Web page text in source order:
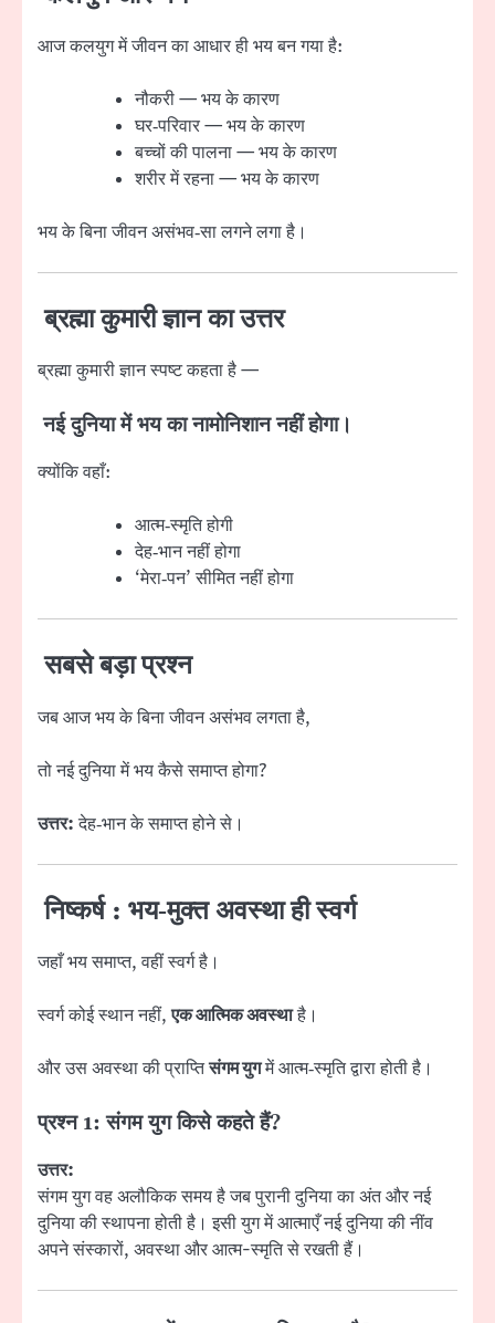
आज कलयुग में जीवन का आधार ही भय बन गया है:
नौकरी — भय के कारण
घर‑परिवार — भय के कारण
बच्चों की पालना — भय के कारण
शरीर में रहना — भय के कारण
भय के बिना जीवन असंभव‑सा लगने लगा है।
ब्रह्मा कुमारी ज्ञान का उत्तर
ब्रह्मा कुमारी ज्ञान स्पष्ट कहता है —
नई दुनिया में भय का नामोनिशान नहीं होगा।
क्योंकि वहाँ:
आत्म‑स्मृति होगी
देह‑भान नहीं होगा
‘मेरा‑पन’ सीमित नहीं होगा
सबसे बड़ा प्रश्न
जब आज भय के बिना जीवन असंभव लगता है,
तो नई दुनिया में भय कैसे समाप्त होगा?
उत्तर:देह‑भान के समाप्त होने से।
निष्कर्ष : भय‑मुक्त अवस्था ही स्वर्ग
जहाँ भय समाप्त, वहीं स्वर्ग है।
स्वर्ग कोई स्थान नहीं,एक आत्मिक अवस्थाहै।
और उस अवस्था की प्राप्तिसंगम युगमें आत्म‑स्मृति द्वारा होती है।
प्रश्न 1: संगम युग किसे कहते हैं?
उत्तर:
संगम युग वह अलौकिक समय है जब पुरानी दुनिया का अंत और नई
दुनिया की स्थापना होती है। इसी युग में आत्माएँ नई दुनिया की नींव
अपने संस्कारों, अवस्था और आत्म-स्मृति से रखती हैं।